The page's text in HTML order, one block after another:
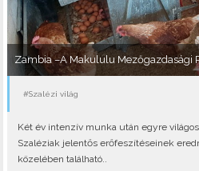
Zambia –A Makululu Mezőgazdasági
#Szalézi világ
Két év intenzív munka után egyre
Szaléziak jelentős erőfeszítéseinek
közelében található..